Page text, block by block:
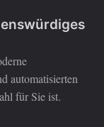
automatisierten
für Sie ist.